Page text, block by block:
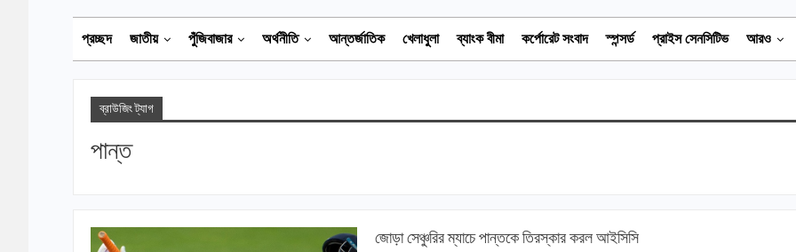
প্রচ্ছদ জাতীয় পুঁজিবাজার অর্থনীতি আন্তর্জাতিক খেলাধুলা ব্যাংক বীমা কর্পোরেট সংবাদ স্পন্সর্ড প্রাইস সেনসিটিভ আরও
ব্রাউজিং ট্যাগ
পান্ত
জোড়া সেঞ্চুরির ম্যাচে পান্তকে তিরস্কার করল আইসিসি